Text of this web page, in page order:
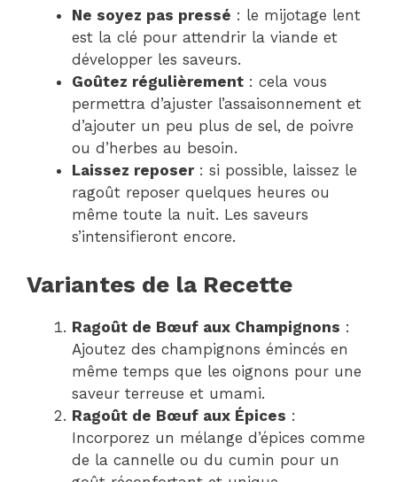
Ne soyez pas pressé : le mijotage lent
est la clé pour attendrir la viande et
développer les saveurs.
Goûtez régulièrement : cela vous
permettra d’ajuster l’assaisonnement et
d’ajouter un peu plus de sel, de poivre
ou d’herbes au besoin.
Laissez reposer: si possible, laissez le
ragoût reposer quelques heures ou
même toute la nuit. Les saveurs
s’intensifieront encore.
Variantes de la Recette
Ragoût de Bœuf aux Champignons :
Ajoutez des champignons émincés en
même temps que les oignons pour une
saveur terreuse et umami.
Ragoût de Bœuf aux Épices :
Incorporez un mélange d’épices comme
de la cannelle ou du cumin pour un